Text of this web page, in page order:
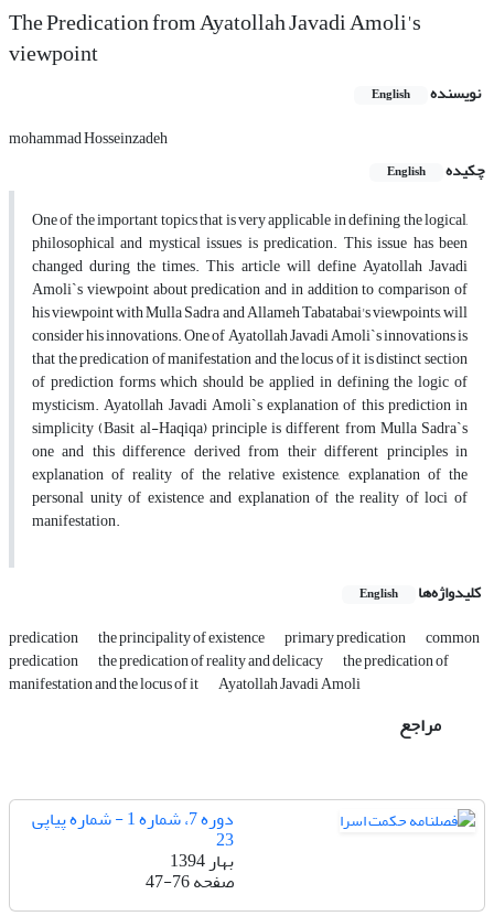
The Predication from Ayatollah Javadi Amoli's
viewpoint
نویسنده English
mohammad Hosseinzadeh
چکیده
English
One of the important topics that is very applicable in defining the logical,
philosophical and mystical issues is predication. This issue has been
changed during the times. This article will define Ayatollah Javadi
Amoli`s viewpoint about predication and in addition to comparison of
his viewpoint with Mulla Sadra and Allameh Tabatabai's viewpoints, will
consider his innovations. One of Ayatollah Javadi Amoli`s innovations is
that the predication of manifestation and the locus of it is distinct section
of prediction forms which should be applied in defining the logic of
mysticism. Ayatollah Javadi Amoli`s explanation of this prediction in
simplicity (Basit al-Haqiqa) principle is different from Mulla Sadra`s
one and this difference derived from their different principles in
explanation of reality of the relative existence, explanation of the
personal unity of existence and explanation of the reality of loci of
manifestation.
کلیدواژه‌ها English
predication the principality of existence primary predication common
predication the predication of reality and delicacy the predication of
manifestation and the locus of it Ayatollah Javadi Amoli
مراجع
دوره 7، شماره 1 - شماره پیاپی
23
بهار 1394
صفحه47-76